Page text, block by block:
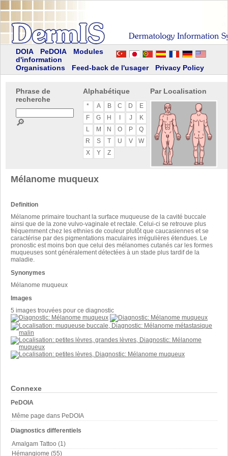
DOIA PeDOIA
Modules
d'information
Organisations
Feed-back de l'usager Privacy Policy
Phrase de
recherche
🔎
Alphabétique
* A B C D
E
F
G H J
K
L
M N O P
Q
R
S T U V
W
X
Y Z
Par Localisation
Connexe
PeDOIA
Même page dans PeDOIA
Diagnostics differentiels
Amalgam Tattoo (1)
Hémangiome (55)
Mélanome muqueux
Definition
Mélanome primaire touchant la surface muqueuse de la cavité buccale
ainsi que de la zone vulvo-vaginale et rectale. Celui-ci se retrouve plus
fréquemment chez les ethnies de couleur plutôt que caucasiennes et se
caractérise par des pigmentations maculaires irrégulières étendues. Le
pronostic est moins bon que celui des mélanomes cutanés car les formes
muqueuses sont généralement détectées à un stade plus tardif de la
maladie.
Synonymes
Mélanome muqueux
Images
5 images trouvées pour ce diagnostic